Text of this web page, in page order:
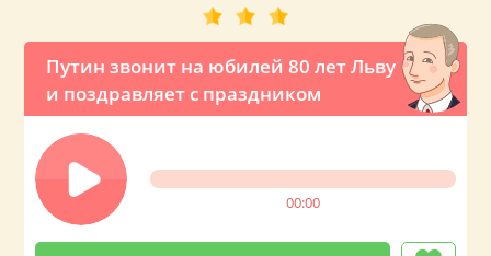
Путин звонит на юбилей 80 лет Льву
и поздравляет с праздником
00:00